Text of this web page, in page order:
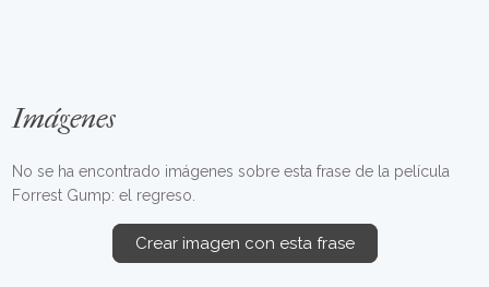
Imágenes
No se ha encontrado imágenes sobre esta frase de la película
Forrest Gump: el regreso.
Crear imagen con esta frase